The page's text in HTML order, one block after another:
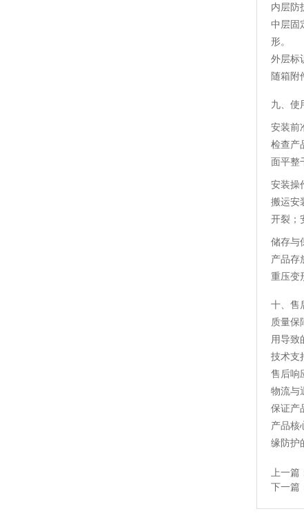
内层防
中层固
形。
外层标
随箱附
九、使
安装前
检查产
面平整
安装操
搬运安
开裂；
储存与
产品存
重压变
十、售
质量保
用导致
技术支
售后响
物流与
保证产
产品核
缘防护
上一篇
下一篇